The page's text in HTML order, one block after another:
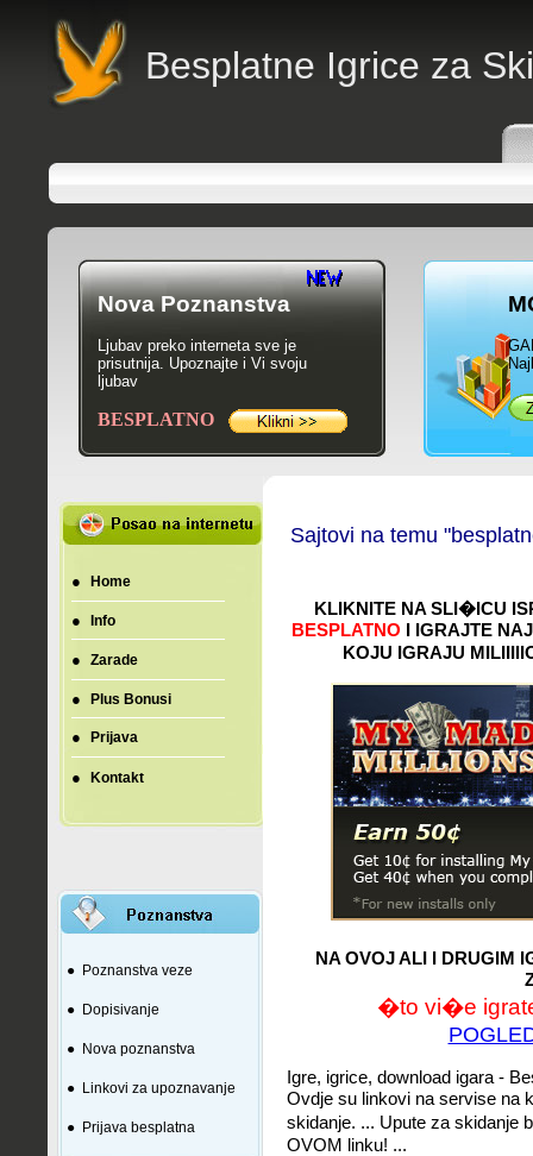
Besplatne Igrice za
Nova Poznanstva
Ljubav preko interneta sve je
prisutnija. Upoznajte i Vi svoju
ljubav
BESPLATNO
● Home
● Info
● Zarade
● Plus Bonusi
● Prijava
● Kontakt
● Poznanstva veze
● Dopisivanje
● Nova poznanstva
● Linkovi za upoznavanje
● Prijava besplatna
Sajtovi na temu
KLIKNITE NA SLI�ICU
BESPLATNO I IGRAJTE
KOJU IGRAJU
NA OVOJ ALI I DRUGIM
�to vi�e
Igre, igrice, download igara -
Ovdje su linkovi na servise na
skidanje. ... Upute za skidanje
OVOM linku! ...